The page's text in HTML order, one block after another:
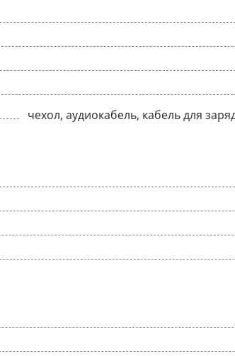
чехол, аудиокабель, кабель для